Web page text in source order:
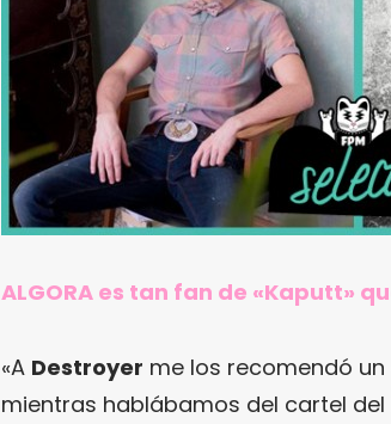
ALGORA es tan fan de «Kaputt»
«A Destroyer me los recomendó
mientras hablábamos del cartel del